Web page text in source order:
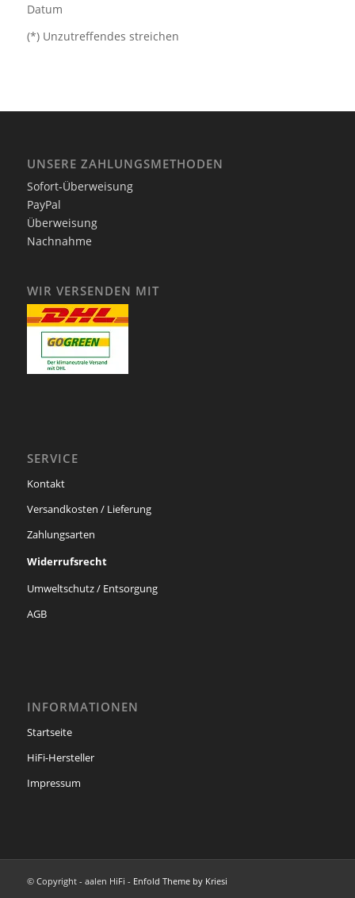
Datum
(*) Unzutreffendes streichen
UNSERE ZAHLUNGSMETHODEN
Sofort-Überweisung
PayPal
Überweisung
Nachnahme
WIR VERSENDEN MIT
SERVICE
Kontakt
Versandkosten / Lieferung
Zahlungsarten
Widerrufsrecht
Umweltschutz / Entsorgung
AGB
INFORMATIONEN
Startseite
HiFi-Hersteller
Impressum
© Copyright - aalen HiFi - Enfold Theme by Kriesi